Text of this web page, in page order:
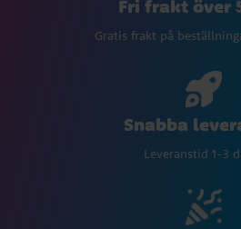
Fri frakt över
Gratis frakt på
Snabba
Leveranstid 1-3